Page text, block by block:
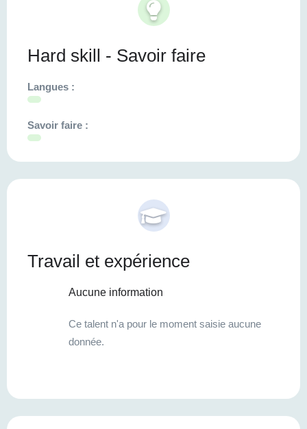
Hard skill - Savoir faire
Langues :
Savoir faire :
Travail et expérience
Aucune information
Ce talent n'a pour le moment saisie aucune
donnée.